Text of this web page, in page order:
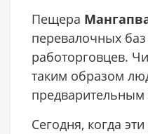
Пещера
перевалочных
работорговцев.
таким образом
Сегодня, когда